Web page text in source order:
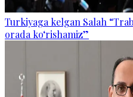
Turkiyaga kelgan Salah
orada ko‘rishamiz”